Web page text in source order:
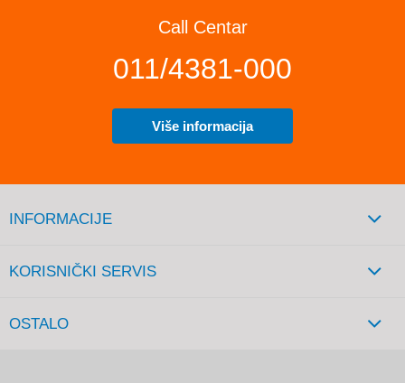
Call Centar
011/4381-000
Više informacija
INFORMACIJE
KORISNIČKI SERVIS
OSTALO